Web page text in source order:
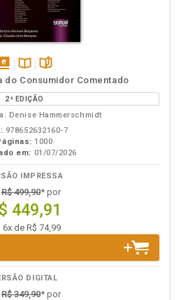
Disponível
na
B.V.
páginas
do Consumidor Comentado
2ª EDIÇÃO
Denise Hammerschmidt
978652632160-7
1000
em: 01/07/2026
IMPRESSA
R$ 499,90* por
449,91
6x de R$ 74,99
DIGITAL
R$ 349,90* por